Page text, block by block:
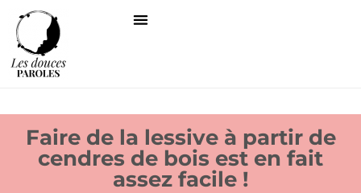
Faire de la lessive à partir de
cendres de bois est en fait
assez facile !